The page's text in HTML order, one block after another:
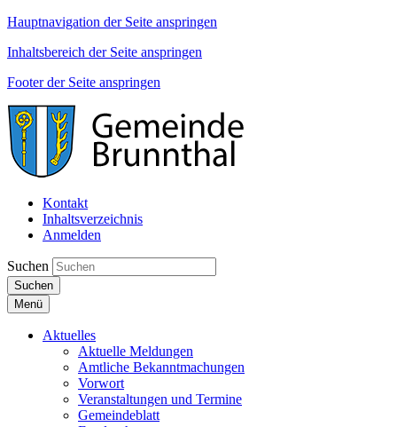
Hauptnavigation der Seite anspringen
Inhaltsbereich der Seite anspringen
Footer der Seite anspringen
Kontakt
Inhaltsverzeichnis
Anmelden
Suchen
Suchen
Menü
Aktuelles
Aktuelle Meldungen
Amtliche Bekanntmachungen
Vorwort
Veranstaltungen und Termine
Gemeindeblatt